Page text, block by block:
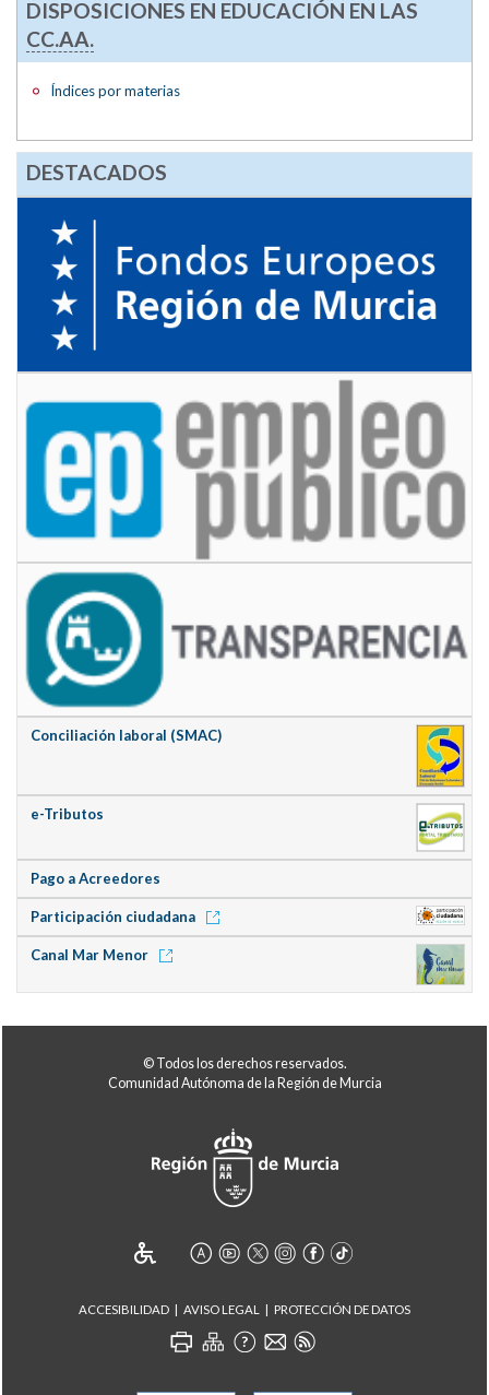
DISPOSICIONES EN EDUCACIÓN EN LAS
CC.AA.
Índices por materias
DESTACADOS
Conciliación laboral (SMAC)
e-Tributos
Pago a Acreedores
Participación ciudadana
Canal Mar Menor
© Todos los derechos reservados.
Comunidad Autónoma de la Región de Murcia
ACCESIBILIDAD AVISO LEGAL PROTECCIÓN DE DATOS